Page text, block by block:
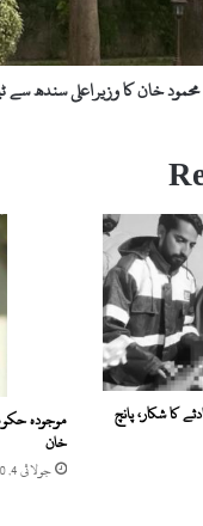
محمود خان کا وزیراعلی سندھ سے
کا شکار، پانچ موجودہ
خان
جولائی 4, 2020